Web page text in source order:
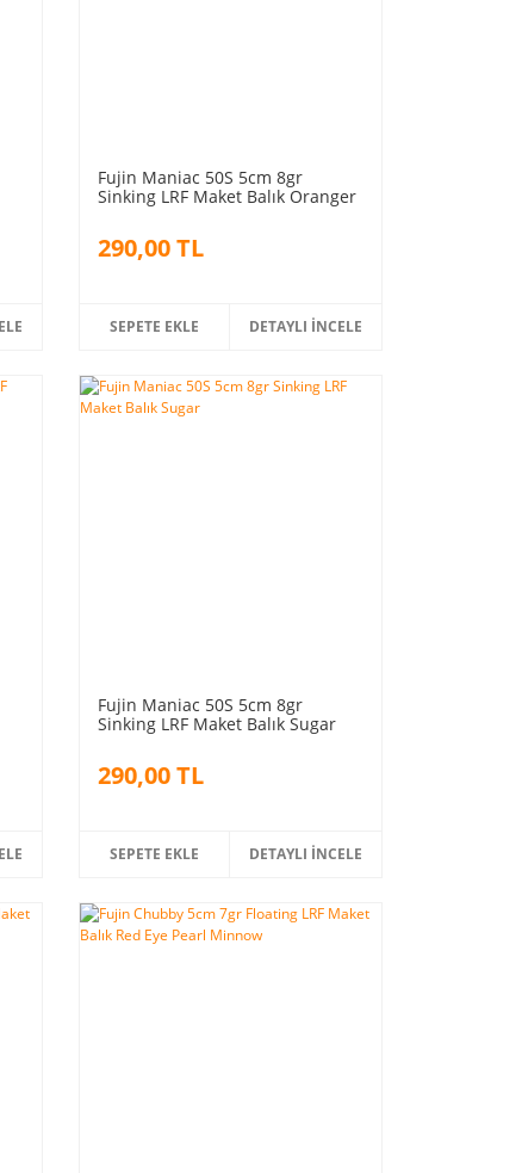
Fujin Maniac 50S 5cm 8gr
Sinking LRF Maket Balık Oranger
290,00 TL
SEPETE EKLE DETAYLI İNCELE
Fujin Maniac 50S 5cm 8gr
Sinking LRF Maket Balık Sugar
290,00 TL
SEPETE EKLE DETAYLI İNCELE